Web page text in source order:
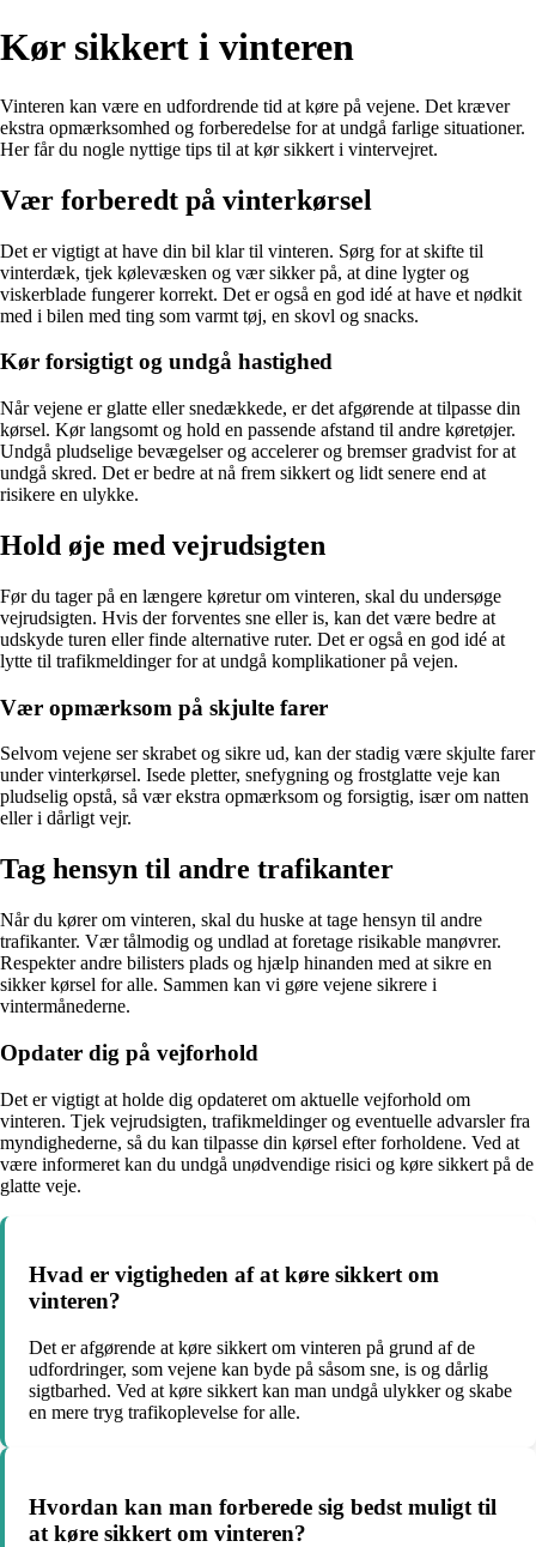
Kør sikkert i vinteren
Vinteren kan være en udfordrende tid at køre på vejene. Det kræver
ekstra opmærksomhed og forberedelse for at undgå farlige situationer.
Her får du nogle nyttige tips til at kør sikkert i vintervejret.
Vær forberedt på vinterkørsel
Det er vigtigt at have din bil klar til vinteren. Sørg for at skifte til
vinterdæk, tjek kølevæsken og vær sikker på, at dine lygter og
viskerblade fungerer korrekt. Det er også en god idé at have et nødkit
med i bilen med ting som varmt tøj, en skovl og snacks.
Kør forsigtigt og undgå hastighed
Når vejene er glatte eller snedækkede, er det afgørende at tilpasse din
kørsel. Kør langsomt og hold en passende afstand til andre køretøjer.
Undgå pludselige bevægelser og accelerer og bremser gradvist for at
undgå skred. Det er bedre at nå frem sikkert og lidt senere end at
risikere en ulykke.
Hold øje med vejrudsigten
Før du tager på en længere køretur om vinteren, skal du undersøge
vejrudsigten. Hvis der forventes sne eller is, kan det være bedre at
udskyde turen eller finde alternative ruter. Det er også en god idé at
lytte til trafikmeldinger for at undgå komplikationer på vejen.
Vær opmærksom på skjulte farer
Selvom vejene ser skrabet og sikre ud, kan der stadig være skjulte farer
under vinterkørsel. Isede pletter, snefygning og frostglatte veje kan
pludselig opstå, så vær ekstra opmærksom og forsigtig, især om natten
eller i dårligt vejr.
Tag hensyn til andre trafikanter
Når du kører om vinteren, skal du huske at tage hensyn til andre
trafikanter. Vær tålmodig og undlad at foretage risikable manøvrer.
Respekter andre bilisters plads og hjælp hinanden med at sikre en
sikker kørsel for alle. Sammen kan vi gøre vejene sikrere i
vintermånederne.
Opdater dig på vejforhold
Det er vigtigt at holde dig opdateret om aktuelle vejforhold om
vinteren. Tjek vejrudsigten, trafikmeldinger og eventuelle advarsler fra
myndighederne, så du kan tilpasse din kørsel efter forholdene. Ved at
være informeret kan du undgå unødvendige risici og køre sikkert på de
glatte veje.
Hvad er vigtigheden af at køre sikkert om
vinteren?
Det er afgørende at køre sikkert om vinteren på grund af de
udfordringer, som vejene kan byde på såsom sne, is og dårlig
sigtbarhed. Ved at køre sikkert kan man undgå ulykker og skabe
en mere tryg trafikoplevelse for alle.
Hvordan kan man forberede sig bedst muligt til
at køre sikkert om vinteren?